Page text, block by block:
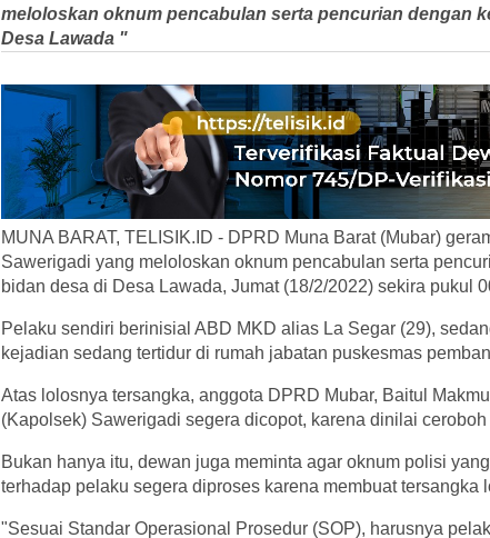
meloloskan oknum pencabulan serta pencurian dengan
Desa Lawada "
MUNA BARAT, TELISIK.ID - DPRD Muna Barat (Mubar)
Sawerigadi yang meloloskan oknum pencabulan serta
bidan desa di Desa Lawada, Jumat (18/2/2022) sekira pukul
Pelaku sendiri berinisial ABD MKD alias La Segar (29),
kejadian sedang tertidur di rumah jabatan puskesmas
Atas lolosnya tersangka, anggota DPRD Mubar, Baitul
(Kapolsek) Sawerigadi segera dicopot, karena dinilai
Bukan hanya itu, dewan juga meminta agar oknum polisi
terhadap pelaku segera diproses karena membuat tersangka
"Sesuai Standar Operasional Prosedur (SOP), harusnya